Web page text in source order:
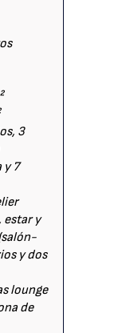
3
y 7
estar y
y dos
lounge
de